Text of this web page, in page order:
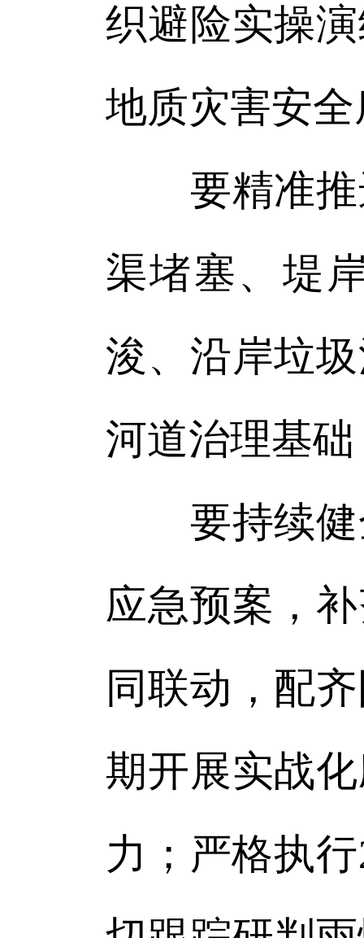
织避险实操
地质灾害安
要精准推
渠堵塞、堤
浚、沿岸垃
河道治理基
要持续健
应急预案，
同联动，配
期开展实战
力；严格执